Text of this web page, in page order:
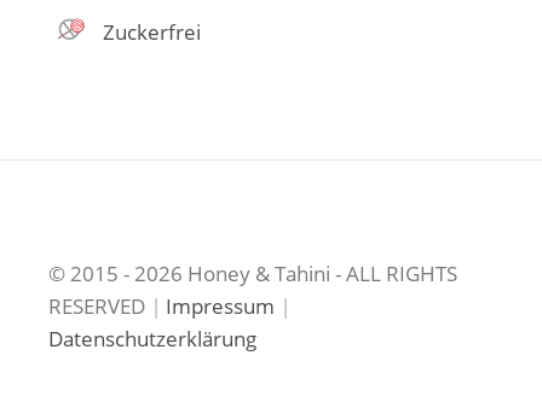
Zuckerfrei
© 2015 - 2026 Honey & Tahini - ALL RIGHTS
RESERVED | Impressum |
Datenschutzerklärung